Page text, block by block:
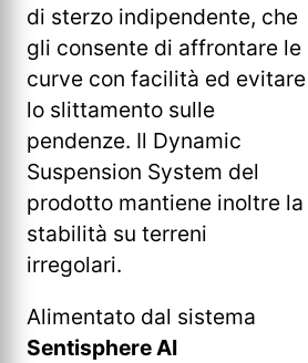
di sterzo indipendente, che
gli consente di affrontare le
curve con facilità ed evitare
lo slittamento sulle
pendenze. Il Dynamic
Suspension System del
prodotto mantiene inoltre la
stabilità su terreni
irregolari.
Alimentato dal sistema
Sentisphere AI